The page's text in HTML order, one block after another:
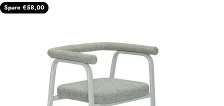
Spare €58,00